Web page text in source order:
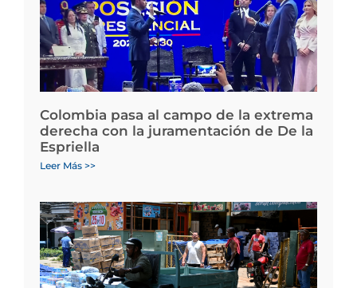
Colombia pasa al campo de la extrema
derecha con la juramentación de De la
Espriella
Leer Más >>